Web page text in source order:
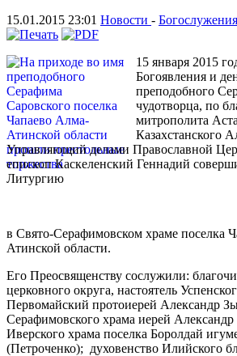
15.01.2015 23:01 Новости - Богослужения
15 января 2015
Богоявления и
преподобного
чудотворца, по
митрополита
Казахстанского
Управляющий делами Православной
епископ Каскеленский Геннадий
Литургию
в Свято-Серафимовском храме поселка
Атинской области.
Его Преосвященству сослужили:
церковного округа, настоятель
Первомайский протоиерей Александр
Серафимовского храма иерей Александр
Иверского храма поселка Боролдай
(Петроченко); духовенство Илийского